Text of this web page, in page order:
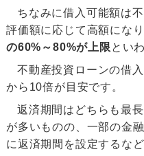
ちなみに借入可能額は
評価額に応じて高額にな
の60%～80%が 上限 とい
不動産投資ローンの借
から10倍が目安です。
返済期間はどちらも最
が多いものの、一部の金
に返済期間を設定するな